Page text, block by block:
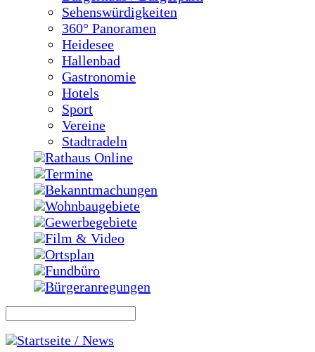
Sehenswürdigkeiten
360° Panoramen
Heidesee
Hallenbad
Gastronomie
Hotels
Sport
Vereine
Stadtradeln
Rathaus Online
Termine
Bekanntmachungen
Wohnbaugebiete
Gewerbegebiete
Film & Video
Ortsplan
Fundbüro
Bürgeranregungen
Startseite / News